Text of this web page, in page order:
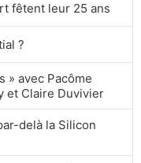
fêtent leur 25 ans
?
» avec Pacôme
et Claire Duvivier
delà la Silicon